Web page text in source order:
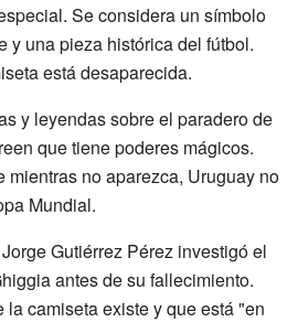
Se considera un símbolo
y una pieza histórica del fútbol.
está desaparecida.
y leyendas sobre el paradero de
que tiene poderes mágicos.
mientras no aparezca, Uruguay no
Mundial.
Gutiérrez Pérez investigó el
antes de su fallecimiento.
camiseta existe y que está "en